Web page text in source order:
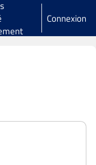
Connexion